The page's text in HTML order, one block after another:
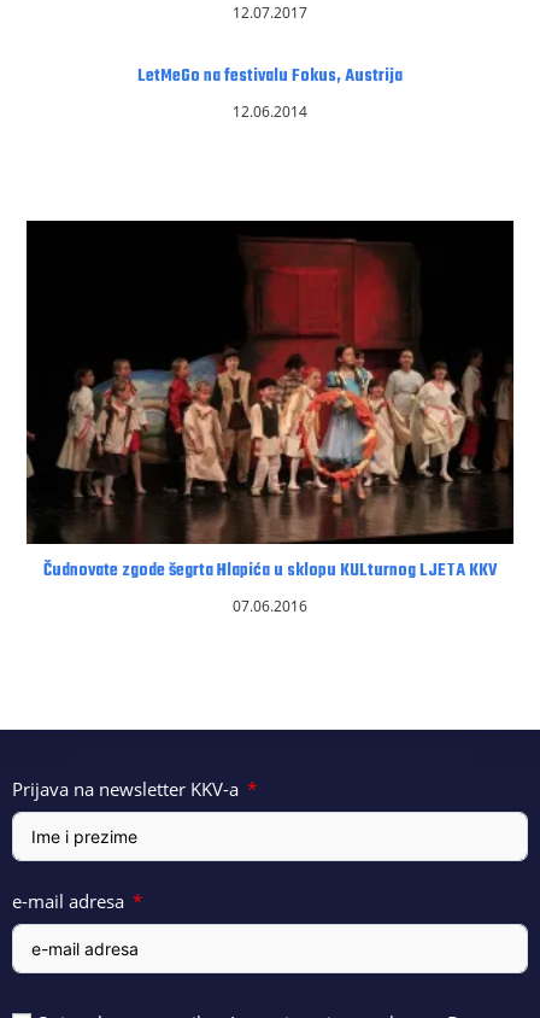
12.07.2017
LetMeGo na festivalu Fokus, Austrija
12.06.2014
Čudnovate zgode šegrta Hlapića u sklopu KULturnog LJETA KKV
07.06.2016
Prijava na newsletter KKV-a
e-mail adresa